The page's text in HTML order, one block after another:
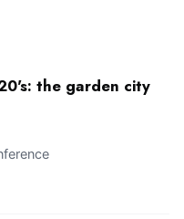
the garden city